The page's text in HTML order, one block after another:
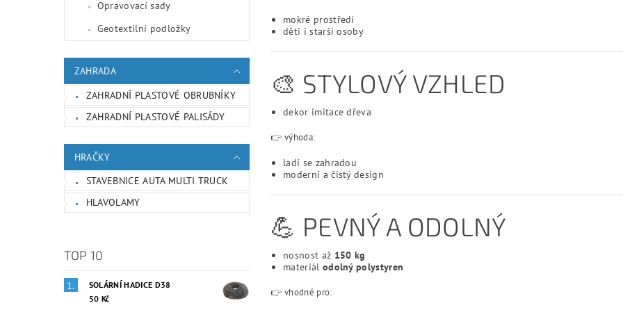
Opravovací sady
Geotextilní podložky
ZAHRADA
ZAHRADNÍ PLASTOVÉ OBRUBNÍKY
ZAHRADNÍ PLASTOVÉ PALISÁDY
HRAČKY
STAVEBNICE AUTA MULTI TRUCK
HLAVOLAMY
TOP 10
SOLÁRNÍ HADICE D38
50 Kč
mokré prostředí
děti i starší osoby
🎨 STYLOVÝ VZHLED
dekor imitace dřeva
👉 výhoda:
ladí se zahradou
moderní a čistý design
💪 PEVNÝ A ODOLNÝ
nosnost až 150 kg
materiál odolný polystyren
👉 vhodné pro: